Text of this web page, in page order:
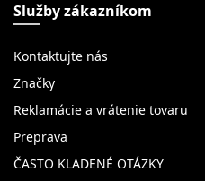
Služby zákazníkom
Kontaktujte nás
Značky
Reklamácie a vrátenie tovaru
Preprava
ČASTO KLADENÉ OTÁZKY